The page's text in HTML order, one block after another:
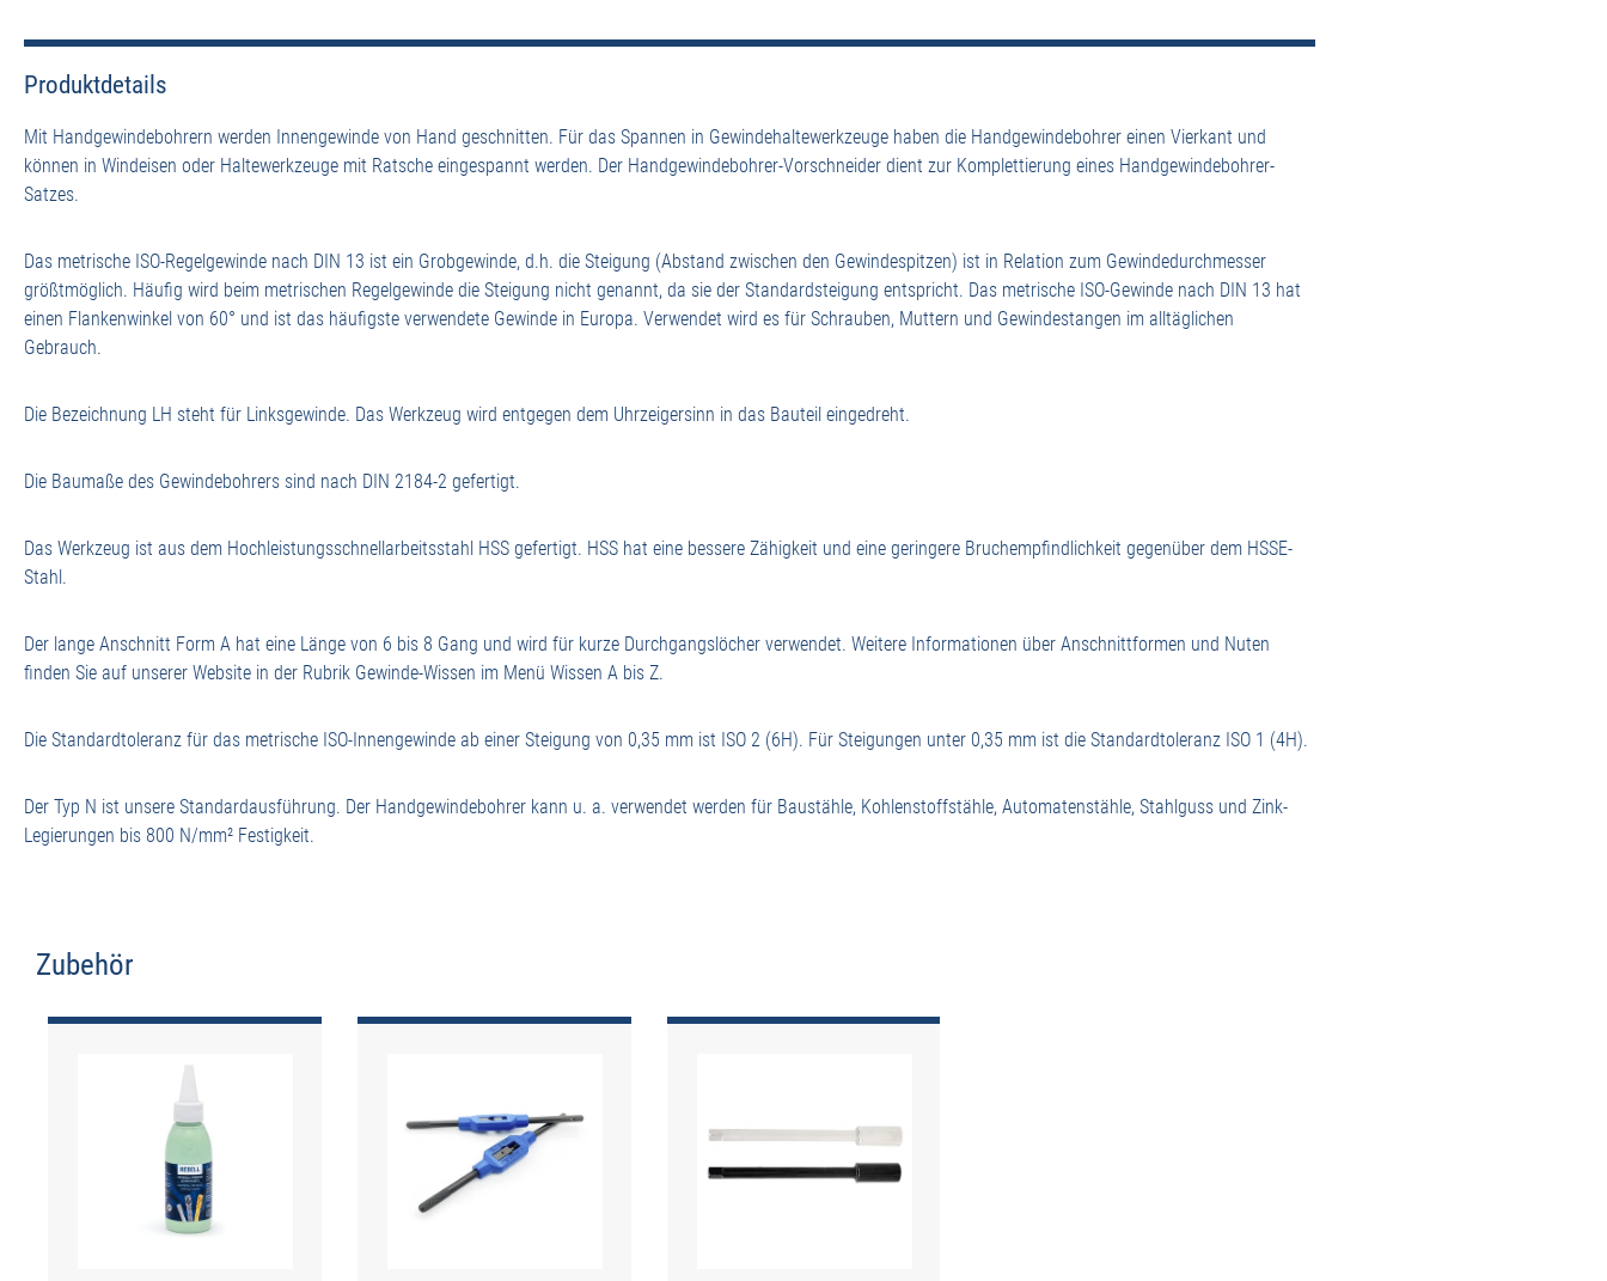
Produktdetails
Mit Handgewindebohrern werden Innengewinde von Hand geschnitten. Für das Spannen in Gewindehaltewerkzeuge haben die Handgewindebohrer einen Vierkant und
können in Windeisen oder Haltewerkzeuge mit Ratsche eingespannt werden. Der Handgewindebohrer-Vorschneider dient zur Komplettierung eines Handgewindebohrer-
Satzes.
Das metrische ISO-Regelgewinde nach DIN 13 ist ein Grobgewinde, d.h. die Steigung (Abstand zwischen den Gewindespitzen) ist in Relation zum Gewindedurchmesser
größtmöglich. Häufig wird beim metrischen Regelgewinde die Steigung nicht genannt, da sie der Standardsteigung entspricht. Das metrische ISO-Gewinde nach DIN 13 hat
einen Flankenwinkel von 60° und ist das häufigste verwendete Gewinde in Europa. Verwendet wird es für Schrauben, Muttern und Gewindestangen im alltäglichen
Gebrauch.
Die Bezeichnung LH steht für Linksgewinde. Das Werkzeug wird entgegen dem Uhrzeigersinn in das Bauteil eingedreht.
Die Baumaße des Gewindebohrers sind nach DIN 2184-2 gefertigt.
Das Werkzeug ist aus dem Hochleistungsschnellarbeitsstahl HSS gefertigt. HSS hat eine bessere Zähigkeit und eine geringere Bruchempfindlichkeit gegenüber dem HSSE-
Stahl.
Der lange Anschnitt Form A hat eine Länge von 6 bis 8 Gang und wird für kurze Durchgangslöcher verwendet. Weitere Informationen über Anschnittformen und Nuten
finden Sie auf unserer Website in der Rubrik Gewinde-Wissen im Menü Wissen A bis Z.
Die Standardtoleranz für das metrische ISO-Innengewinde ab einer Steigung von 0,35 mm ist ISO 2 (6H). Für Steigungen unter 0,35 mm ist die Standardtoleranz ISO 1 (4H).
Der Typ N ist unsere Standardausführung. Der Handgewindebohrer kann u. a. verwendet werden für Baustähle, Kohlenstoffstähle, Automatenstähle, Stahlguss und Zink-
Legierungen bis 800 N/mm² Festigkeit.
Zubehör